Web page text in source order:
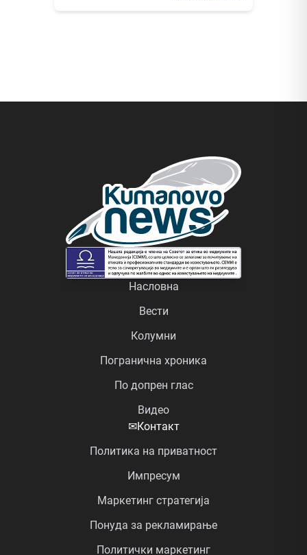
Насловна
Вести
Колумни
Погранична хроника
По допрен глас
Видео
✉Контакт
Политика на приватност
Импресум
Маркетинг стратегија
Понуда за рекламирање
Политички маркетинг